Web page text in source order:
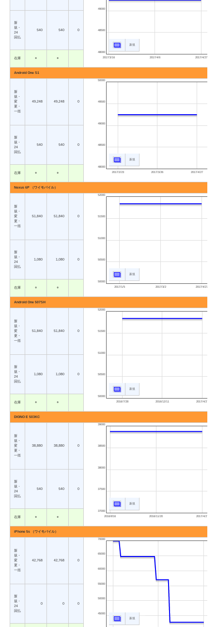
2017/3/16 2017/4/6 2017/4/27
48000
48500
49000
新規
新
規・
24
回払
540 540 0
在庫 ○ ○
Android One S1
新
規・
変
更・
一括
49,248 49,248 0
2017/2/23 2017/3/26 2017/4/27
48000
48500
49000
49500
50000
新規
新
規・
24
回払
540 540 0
在庫 ○ ○
Nexus 6P （ワイモバイル）
新
規・
変
更・
一括
51,840 51,840 0
2017/1/5 2017/3/2 2017/4/27
50000
50500
51000
51500
52000
新規
新
規・
24
回払
1,080 1,080 0
在庫 ○ ○
Android One 507SH
新
規・
変
更・
一括
51,840 51,840 0
2016/7/28 2016/12/11 2017/4/27
50000
50500
51000
51500
52000
新規
新
規・
24
回払
1,080 1,080 0
在庫 ○ ○
DIGNO E 503KC
新
規・
変
更・
一括
38,880 38,880 0
2016/6/16 2016/11/20 2017/4/27
37000
37500
38000
38500
39000
新規
新
規・
24
回払
540 540 0
在庫 ○ ○
iPhone 5s （ワイモバイル）
新
規・
変
更・
一括
42,768 42,768 0
45000
50000
55000
60000
65000
70000
新規
新
規・
24
回払
0 0 0